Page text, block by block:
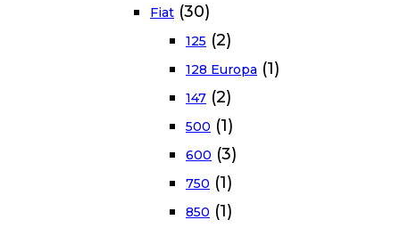
Fiat (30)
125 (2)
128 Europa (1)
147 (2)
500 (1)
600 (3)
750 (1)
850 (1)